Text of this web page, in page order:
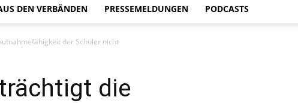
DEN VERBÄNDEN PRESSEMELDUNGEN PODCASTS
der Schüler nicht
die